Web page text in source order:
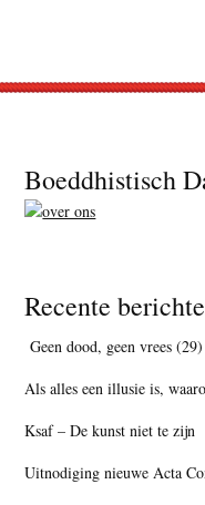
Footer
Boeddhistisch
Recente
Geen dood, geen vrees
Als alles een illusie is,
Ksaf – De kunst niet te zijn
Uitnodiging nieuwe Acta